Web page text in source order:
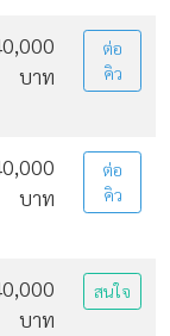
บาท
ต่อ
คิว
บาท
ต่อ
คิว
บาท
สนใจ